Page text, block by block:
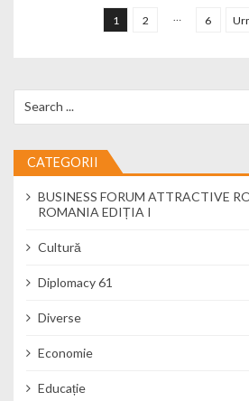
1 2 6
CATEGORII
BUSINESS FORUM ATTRACTIVE
ROMANIA EDIȚIA I
Cultură
Diplomacy 61
Diverse
Economie
Educație